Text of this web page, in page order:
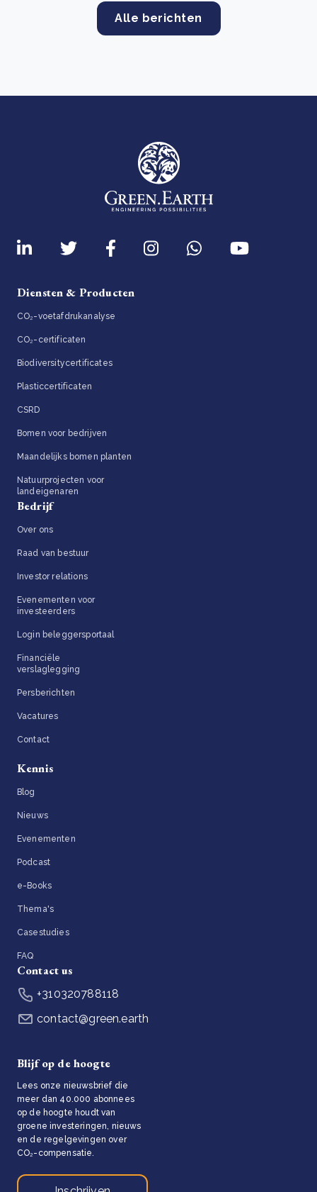
Alle berichten
Diensten & Producten
CO₂-voetafdrukanalyse
CO₂-certificaten
Biodiversitycertificates
Plasticcertificaten
CSRD
Bomen voor bedrijven
Maandelijks bomen planten
Natuurprojecten voor
landeigenaren
Bedrijf
Over ons
Raad van bestuur
Investor relations
Evenementen voor
investeerders
Login beleggersportaal
Financiële
verslaglegging
Persberichten
Vacatures
Contact
Kennis
Blog
Nieuws
Evenementen
Podcast
e-Books
Thema's
Casestudies
FAQ
Contact us
+310320788118
contact@green.earth
Blijf op de hoogte
Lees onze nieuwsbrief die
meer dan 40.000 abonnees
op de hoogte houdt van
groene investeringen, nieuws
en de regelgevingen over
CO₂-compensatie.